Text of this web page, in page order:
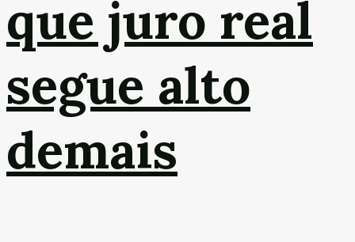
que juro real
segue alto
demais